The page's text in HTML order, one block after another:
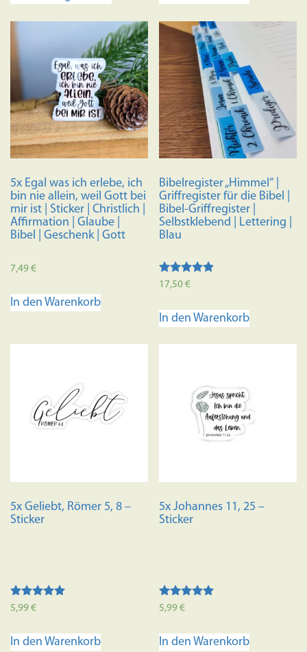
mehrere
Varianten
auf.
Die
Optionen
können
auf
gewählt
werden
5x Egal was ich erlebe, ich
bin nie allein, weil Gott bei
mir ist | Sticker | Christlich |
Affirmation | Glaube |
Bibel | Geschenk | Gott
7,49€
In den Warenkorb
Bibelregister „Himmel“ |
Griffregister für die Bibel |
Bibel-Griffregister |
Selbstklebend | Lettering |
Blau
Bewertet
von 5
17,50€
In den Warenkorb
5x Geliebt, Römer 5, 8 –
Sticker
Bewertet mit
5,99€
In den Warenkorb
5x Johannes 11, 25 –
Sticker
Bewertet mit
5,99€
In den Warenkorb